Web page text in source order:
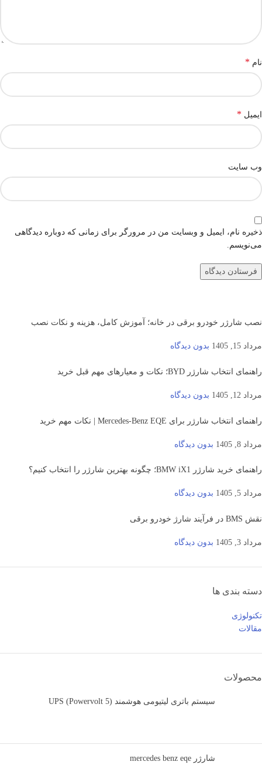
نام *
ایمیل *
وب‌ سایت
ذخیره نام، ایمیل و وبسایت من در مرورگر برای زمانی که دوباره دیدگاهی
می‌نویسم.
نصب شارژر خودرو برقی در خانه؛ آموزش کامل، هزینه و نکات نصب
مرداد 15, 1405 بدون دیدگاه
راهنمای انتخاب شارژر BYD؛ نکات و معیارهای مهم قبل خرید
مرداد 12, 1405 بدون دیدگاه
راهنمای انتخاب شارژر برای Mercedes-Benz EQE | نکات مهم خرید
مرداد 8, 1405 بدون دیدگاه
راهنمای خرید شارژر BMW iX1؛ چگونه بهترین شارژر را انتخاب کنیم؟
مرداد 5, 1405 بدون دیدگاه
نقش BMS در فرآیند شارژ خودرو برقی
مرداد 3, 1405 بدون دیدگاه
دسته بندی ها
تکنولوژی
مقالات
محصولات
سیستم باتری لیتیومی هوشمند UPS (Powervolt 5)
شارژر mercedes benz eqe